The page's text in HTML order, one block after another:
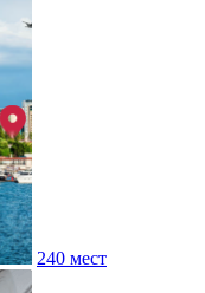
240 мест